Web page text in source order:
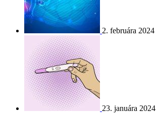
2. februára 2024
23. januára 2024